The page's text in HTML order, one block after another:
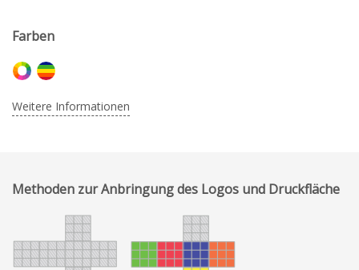
Farben
Weitere Informationen
Methoden zur Anbringung des Logos und Druckfläche